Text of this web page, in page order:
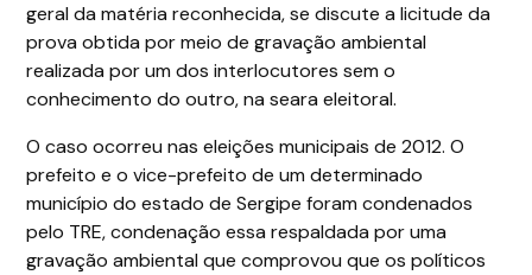
geral da matéria reconhecida, se discute a licitude da
prova obtida por meio de gravação ambiental
realizada por um dos interlocutores sem o
conhecimento do outro, na seara eleitoral.
O caso ocorreu nas eleições municipais de 2012. O
prefeito e o vice-prefeito de um determinado
município do estado de Sergipe foram condenados
pelo TRE, condenação essa respaldada por uma
gravação ambiental que comprovou que os políticos